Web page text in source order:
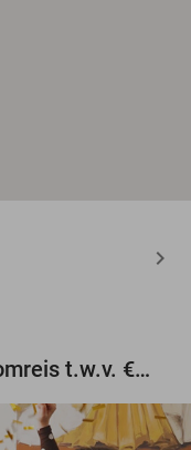
Maak gratis kans op een droomreis t.w.v. €3.000!